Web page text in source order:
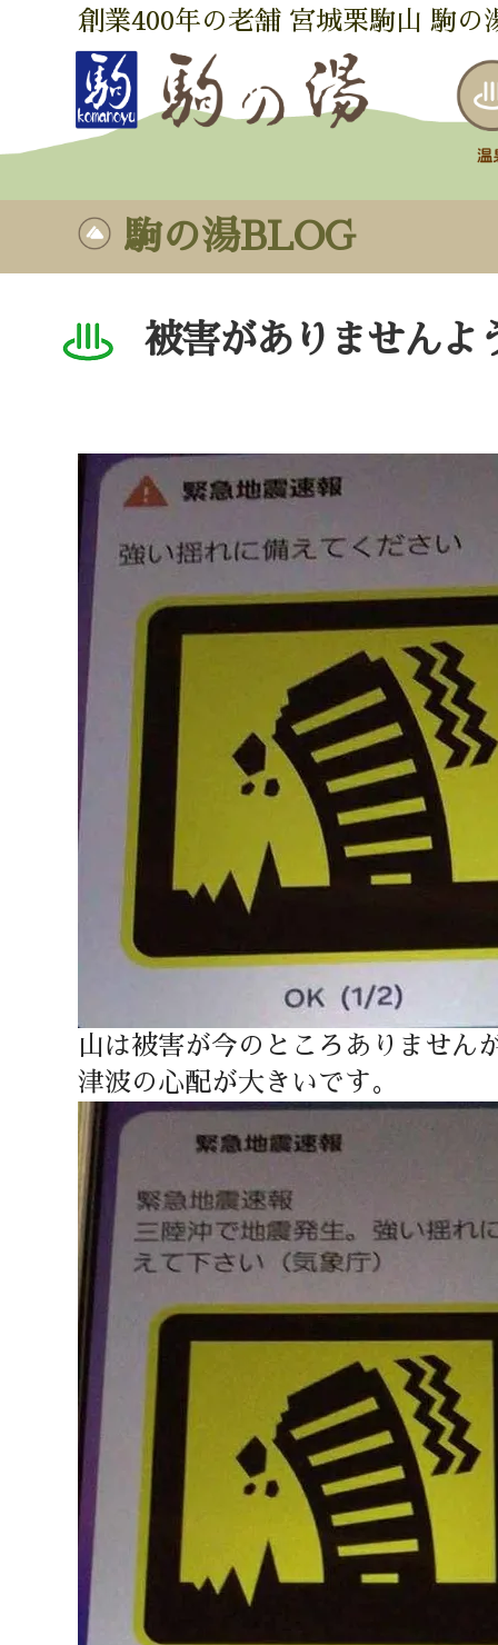
創業400年の老舗 宮城栗駒山 駒の
駒の湯BLOG
被害がありません
山は被害が今のところありません
津波の心配が大きいです。